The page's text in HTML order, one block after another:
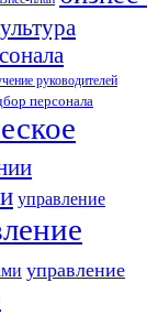
руководителей
персонала
управление
управление